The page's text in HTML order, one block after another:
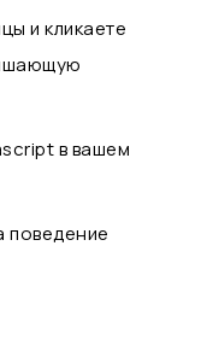
и кликаете
в вашем
поведение